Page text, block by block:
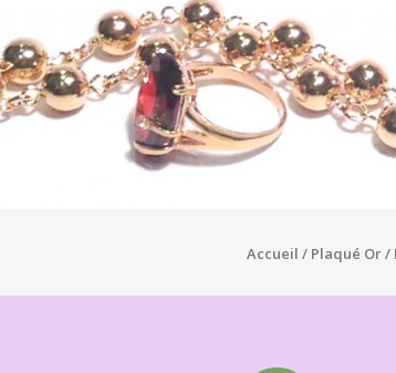
Accueil / Plaqué Or/